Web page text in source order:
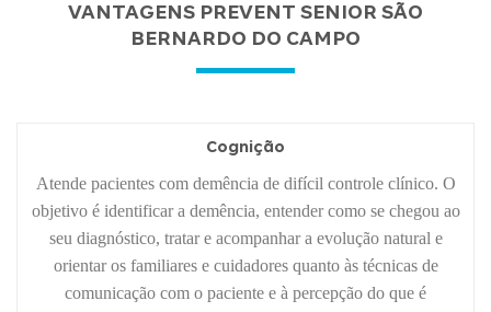
VANTAGENS PREVENT SENIOR SÃO
BERNARDO DO CAMPO
Cognição
Atende pacientes com demência de difícil controle clínico. O
objetivo é identificar a demência, entender como se chegou ao
seu diagnóstico, tratar e acompanhar a evolução natural e
orientar os familiares e cuidadores quanto às técnicas de
comunicação com o paciente e à percepção do que é